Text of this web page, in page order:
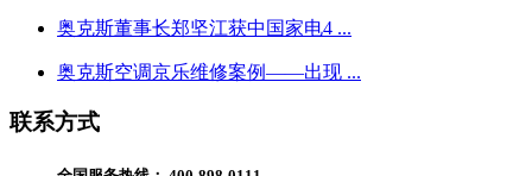
奥克斯董事长郑坚江获中国家电4 ...
奥克斯空调京乐维修案例——出现 ...
联系方式